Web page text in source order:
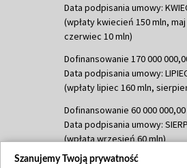
Data podpisania umowy:
(wpłaty kwiecień 150 mln, maj
czerwiec 10 mln)
Dofinansowanie 170 000
Data podpisania umowy:
(wpłaty lipiec 160 mln,
Dofinansowanie 60 000 000,00
Data podpisania umowy:
(wpłata wrzesień 60 mln)
Dofinansowanie 635 783 051,21
Szanujemy Twoją prywatność